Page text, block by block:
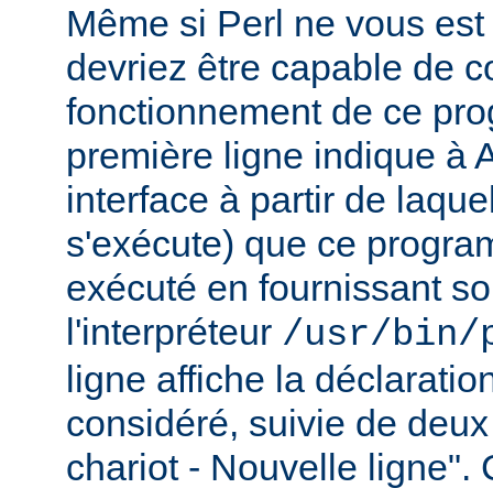
Même si Perl ne vous
devriez être capable de
fonctionnement de ce
première ligne indique à
interface à partir de
s'exécute) que ce
exécuté en fournissant
l'interpréteur /usr/bin/
ligne affiche la
considéré, suivie de
chariot - Nouvelle ligne".